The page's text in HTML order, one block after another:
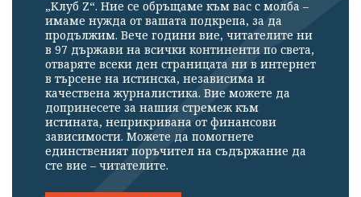
„Клуб Z“. Ние се обръщаме към вас с молба –
имаме нужда от вашата подкрепа, за да
продължим. Вече години вие, читателите ни
в 97 държави на всички континенти по света,
отваряте всеки ден страницата ни в интернет
в търсене на истинска, независима и
качествена журналистика. Вие можете да
допринесете за нашия стремеж към
истината, неприкривана от финансови
зависимости. Можете да помогнете
единственият поръчител на съдържание да
сте вие – читателите.